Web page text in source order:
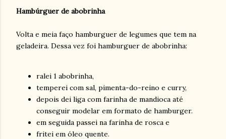
Hambúrguer de abobrinha
Volta e meia faço hamburguer de legumes que tem na
geladeira. Dessa vez foi hamburguer de abobrinha:
ralei 1 abobrinha,
temperei com sal, pimenta-do-reino e curry,
depois dei liga com farinha de mandioca até
conseguir modelar em formato de hamburger.
em seguida passei na farinha de rosca e
fritei em óleo quente.